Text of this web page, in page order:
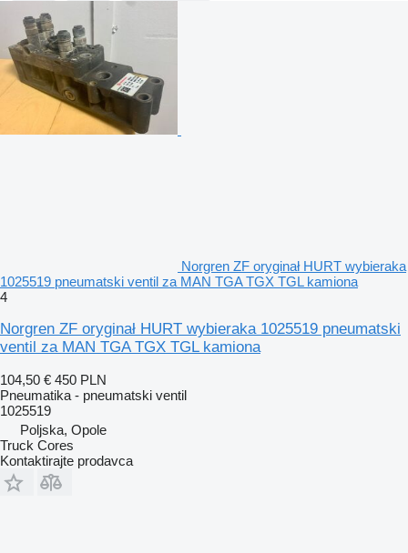
Norgren ZF oryginał HURT wybieraka
1025519 pneumatski ventil za MAN TGA TGX TGL kamiona
4
Norgren ZF oryginał HURT wybieraka 1025519 pneumatski
ventil za MAN TGA TGX TGL kamiona
104,50 € 450 PLN
Pneumatika - pneumatski ventil
1025519
Poljska, Opole
Truck Cores
Kontaktirajte prodavca